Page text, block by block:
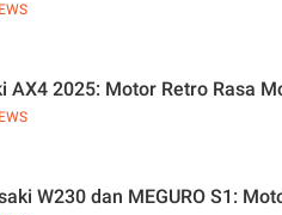
AX4 2025: Motor Retro Rasa
W230 dan MEGURO S1: